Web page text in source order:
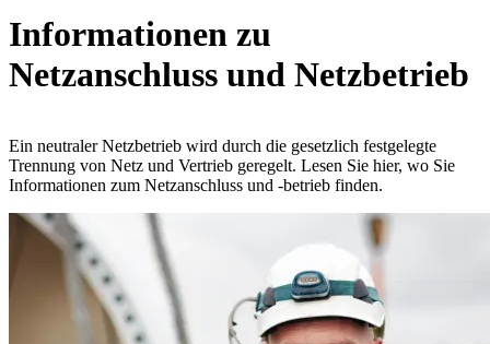
Informationen zu
Netzanschluss und Netzbetrieb
Ein neutraler Netzbetrieb wird durch die gesetzlich festgelegte
Trennung von Netz und Vertrieb geregelt. Lesen Sie hier, wo Sie
Informationen zum Netzanschluss und -betrieb finden.